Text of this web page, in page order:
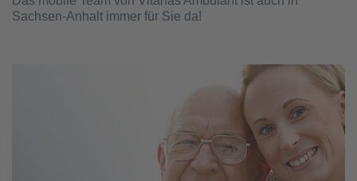
Sachsen-Anhalt immer für Sie da!